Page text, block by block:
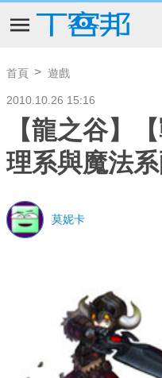
首頁 遊戲
2010.10.26 15:16
【龍之谷】
理系與魔法
莫妮卡